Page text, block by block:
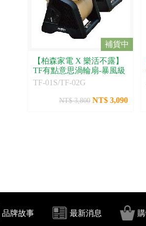
補貨中
【柏森家電 X 樂活不露】
TF有點意思渦輪扇-暴風級
TF-01S/TF-02G
NT$ 3,800 NT$ 3,090
品牌故事 最新消息